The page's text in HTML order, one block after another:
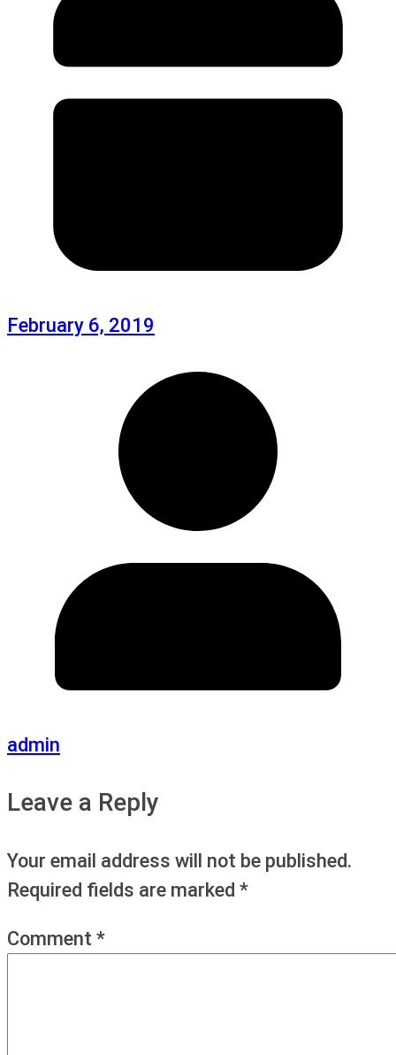
February 6, 2019
admin
Leave a Reply
Your email address will not be published.
Required fields are marked *
Comment *